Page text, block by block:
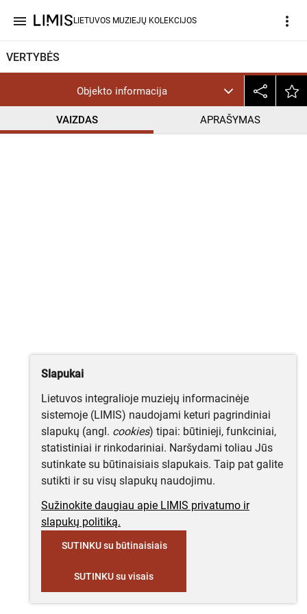
menu LIETUVOS MUZIEJŲ KOLEKCIJOS more_vert
VERTYBĖS
Objekto informacija
VAIZDAS APRAŠYMAS
Slapukai
Lietuvos integralioje muziejų informacinėje
sistemoje (LIMIS) naudojami keturi pagrindiniai
slapukų (angl. cookies) tipai: būtinieji, funkciniai,
statistiniai ir rinkodariniai. Naršydami toliau Jūs
sutinkate su būtinaisiais slapukais. Taip pat galite
sutikti ir su visų slapukų naudojimu.
Sužinokite daugiau apie LIMIS privatumo ir
slapukų politiką.
SUTINKU su būtinaisiais
SUTINKU su visais